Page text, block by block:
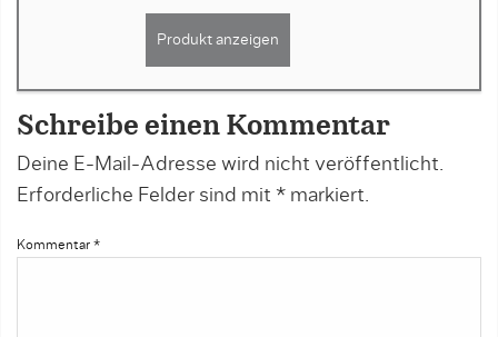
Produkt anzeigen
Schreibe einen Kommentar
Deine E-Mail-Adresse wird nicht veröffentlicht.
Erforderliche Felder sind mit * markiert.
Kommentar *